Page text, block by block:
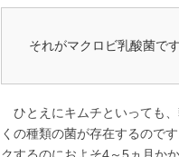
それがマクロビ乳酸菌で
ひとえにキムチといっても
くの種類の菌が存在するので